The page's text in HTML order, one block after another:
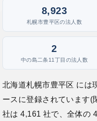
8,923
札幌市豊平区の法人数
2
中の島二条11丁目の法人数
北海道札幌市豊平区 には
ースに登録されています(
社は 4,161 社で、全体の